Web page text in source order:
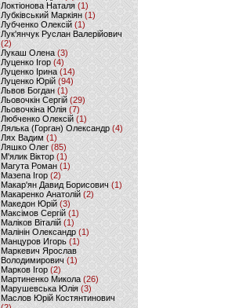
Локтіонова Наталя (1)
Лубківський Маркіян(1)
Лубченко Олексій (1)
Лук'янчук Руслан Валерійович
(2)
Лукаш Олена (3)
Луценко Ігор (4)
Луценко Ірина (14)
Луценко Юрій (94)
Львов Богдан (1)
Льовочкін Сергій (29)
Льовочкіна Юлія(7)
Любченко Олексій(1)
Лялька (Горган) Олександр(4)
Лях Вадим (1)
Ляшко Олег (85)
М'ялик Віктор(1)
Магута Роман(1)
Мазепа Ігор (2)
Макар'ян Давид Борисович(1)
Макаренко Анатолій (2)
Македон Юрій(3)
Максімов Сергій (1)
Маліков Віталій (1)
Малінін Олександр (1)
Манцуров Игорь (1)
Маркевич Ярослав
Володимирович (1)
Марков Ігор (2)
Мартиненко Микола (26)
Марушевська Юлія (3)
Маслов Юрій Костянтинович